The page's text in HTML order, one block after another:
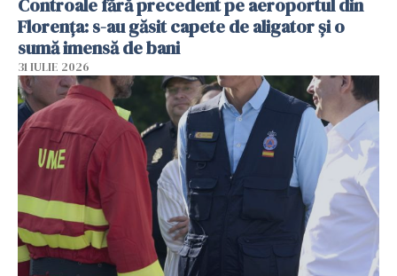
Controale fără precedent pe aeroportul din
Florența: s-au găsit capete de aligator și o
sumă imensă de bani
31 IULIE 2026